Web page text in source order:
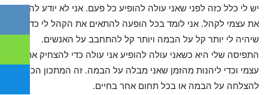
יש לי כלל כזה לפני שאני עולה להופיע כל פעם. אני לא יודע להתאים
את עצמי לקהל. אני לומד בכל הופעה להתאים את הקהל לי כדי
שיהיה לי יותר קל על הבמה ויותר קל להתחבב על האנשים.
התפיסה שלי היא כשאני עולה להופיע אני עולה כדי להצחיק את
עצמי וכדי ליהנות מהזמן שאני מבלה על הבמה. זה המתכון הכי טוב
להצלחה על הבמה או בכל תחום אחר בחיים.